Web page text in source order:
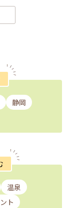
静岡
温泉
ト